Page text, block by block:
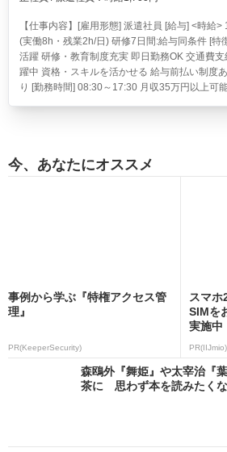
【仕事内容】[雇用形態] 派遣社員 [給与] <時給
(実働8h・残業2h/日) 研修7日間:給与同条件 [特
活躍 研修・教育制度充実 即日勤務OK 交通費
躍中 資格・スキルを活かせる 給与前払い制度
り [勤務時間] 08:30～17:30 月収35万円以上可
今、あなたにオススメ
事例から学ぶ『特権アクセス管
理』
PR(KeeperSecurity)
スマ
SIMを
実施中
PR(IIJmio)
森鴎外『舞姫』や太宰治『
茶に 思わず本を読みたく